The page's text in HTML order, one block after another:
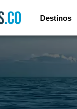
Destinos